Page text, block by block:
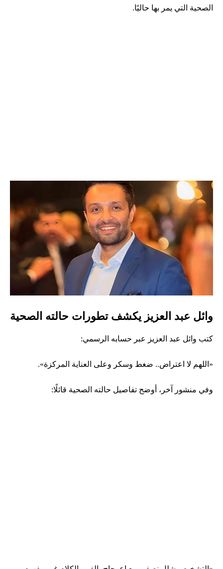
الصحية التي يمر بها حاليًا.
وائل عبد العزيز يكشف تطورات حالته الصحية
كتب وائل عبد العزيز عبر حسابه الرسمي:
«اللهم لا اعتراض.. ضغط وسكر وعلى العناية المركزة».
وفي منشور آخر، أوضح تفاصيل حالته الصحية قائلًا: